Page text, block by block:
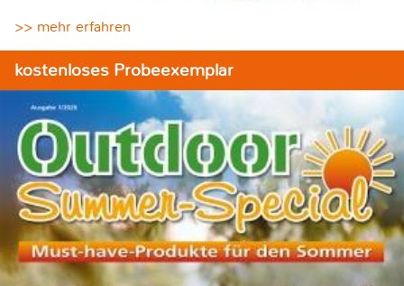
>> mehr erfahren
kostenloses Probeexemplar